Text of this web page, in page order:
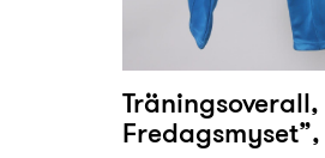
Träningsoverall,